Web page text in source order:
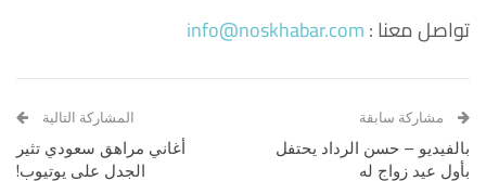
تواصل معنا :info@noskhabar.com
مشاركة سابقة
بالفيديو – حسن الرداد يحتفل
بأول عيد زواج له
المشاركة التالية
أغاني مراهق سعودي تثير
الجدل على يوتيوب!